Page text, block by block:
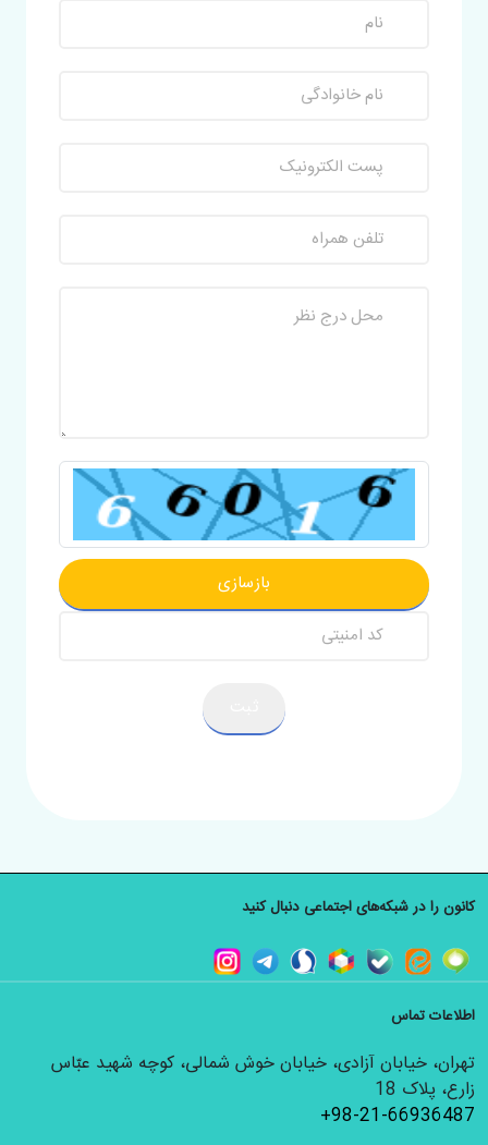
بازسازی
کانون را در شبکه‌های اجتماعی دنبال کنید
اطلاعات تماس
تهران، خیابان آزادی، خیابان خوش شمالی، کوچه شهید عبّاس
زارع، پلاک 18
+98-21-66936487